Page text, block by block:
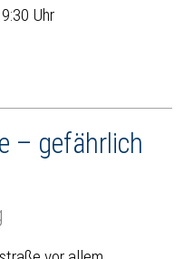
Uhr
– gefährlich